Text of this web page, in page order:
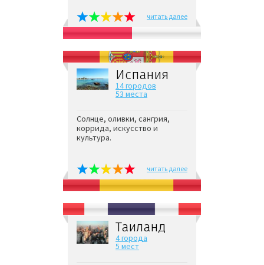
читать далее
Испания
14 городов
53 места
Солнце, оливки, сангрия,
коррида, искусство и
культура.
читать далее
Таиланд
4 города
5 мест